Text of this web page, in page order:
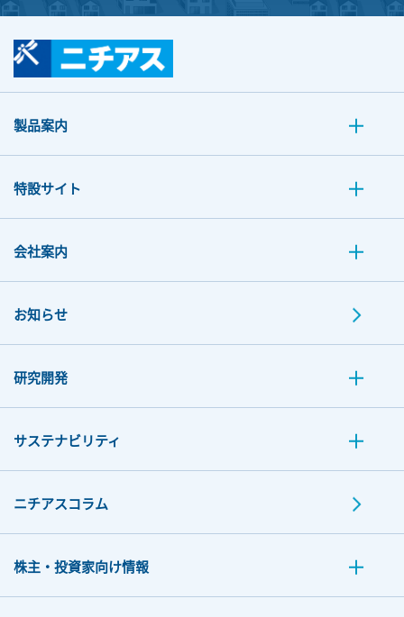
製品案内
特設サイト
会社案内
お知らせ
研究開発
サステナビリティ
ニチアスコラム
株主・投資家向け情報